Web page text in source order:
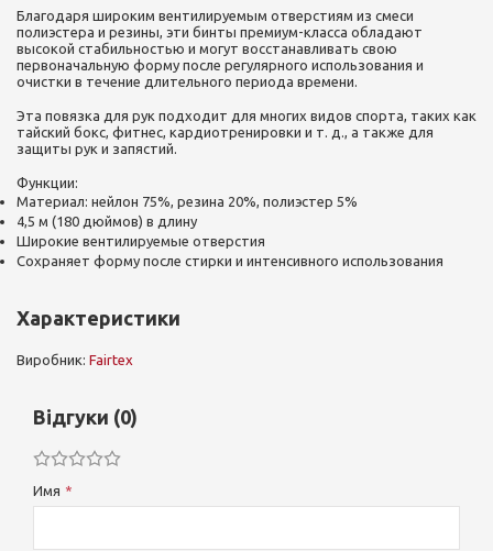
Благодаря широким вентилируемым отверстиям из смеси
полиэстера и резины, эти бинты премиум-класса обладают
высокой стабильностью и могут восстанавливать свою
первоначальную форму после регулярного использования и
очистки в течение длительного периода времени.
Эта повязка для рук подходит для многих видов спорта, таких как
тайский бокс, фитнес, кардиотренировки и т. д., а также для
защиты рук и запястий.
Функции:
Материал: нейлон 75%, резина 20%, полиэстер 5%
4,5 м (180 дюймов) в длину
Широкие вентилируемые отверстия
Сохраняет форму после стирки и интенсивного использования
Характеристики
Виробник: Fairtex
Відгуки (0)
Имя